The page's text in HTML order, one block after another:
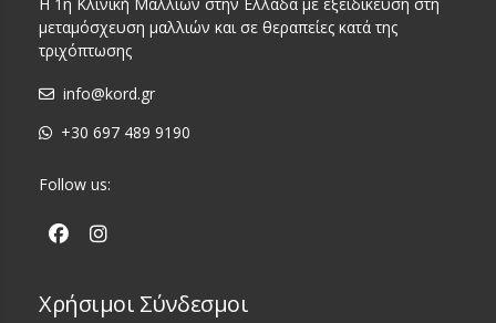
μεταμόσχευση μαλλιών και σε θεραπείες κατά της
τριχόπτωσης
info@kord.gr
+30 697 489 9190
Follow us:
Χρήσιμοι Σύνδεσμοι